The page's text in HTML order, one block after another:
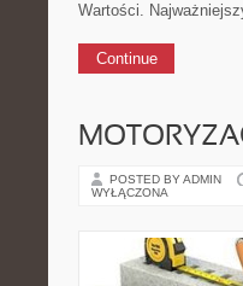
Wartości.
Continue
POSTED BY ADMIN
WYŁĄCZONA